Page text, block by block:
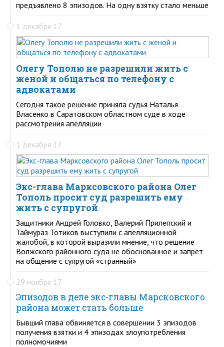
предъявлено 8 эпизодов. На одну взятку стало меньше
1 декабря 17
Олегу Тополю не разрешили жить с
женой и общаться по телефону с
адвокатами
Сегодня такое решение приняла судья Наталья
Власенко в Саратовском областном суде в ходе
рассмотрения апелляции
1 декабря 17
Экс-глава Марксовского района Олег
Тополь просит суд разрешить ему
жить с супругой
Защитники Андрей Головко, Валерий Прилепский и
Таймураз Тотиков выступили с апелляционной
жалобой, в которой выразили мнение, что решение
Волжского районного суда не обоснованное и запрет
на общение с супругой «странный»
29 ноября 17
Эпизодов в деле экс-главы Марсковского
района может стать больше
Бывший глава обвиняется в совершении 3 эпизодов
получения взятки и 4 эпизодах злоупотребления
полномочиями